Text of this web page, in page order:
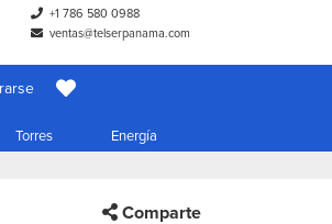
+1 786 580 0988
ventas@telserpanama.com
Torres Energía
Comparte